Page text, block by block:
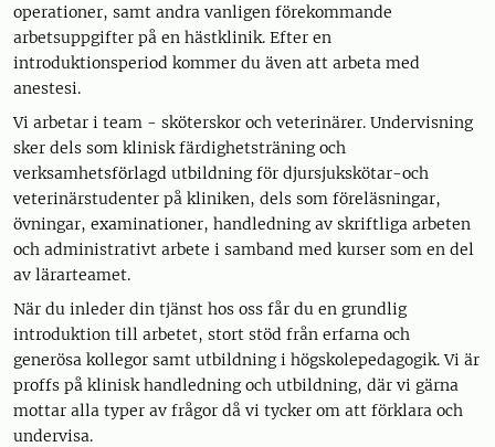
operationer, samt andra vanligen förekommande
arbetsuppgifter på en hästklinik. Efter en
introduktionsperiod kommer du även att arbeta med
anestesi.
Vi arbetar i team - sköterskor och veterinärer. Undervisning
sker dels som klinisk färdighetsträning och
verksamhetsförlagd utbildning för djursjukskötar-och
veterinärstudenter på kliniken, dels som föreläsningar,
övningar, examinationer, handledning av skriftliga arbeten
och administrativt arbete i samband med kurser som en del
av lärarteamet.
När du inleder din tjänst hos oss får du en grundlig
introduktion till arbetet, stort stöd från erfarna och
generösa kollegor samt utbildning i högskolepedagogik. Vi är
proffs på klinisk handledning och utbildning, där vi gärna
mottar alla typer av frågor då vi tycker om att förklara och
undervisa.